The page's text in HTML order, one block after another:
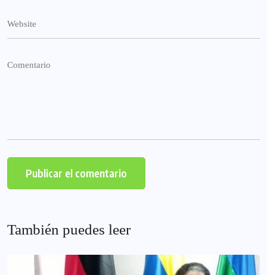
También puedes leer